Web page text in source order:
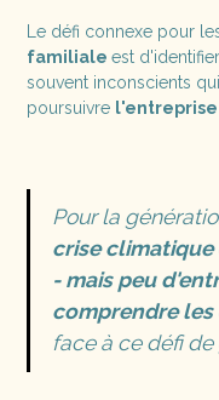
Le défi connexe pour
familialeest
souvent inconscients
poursuivre
Pour la
crise
- mais peu
comprendre les
face à ce défi de